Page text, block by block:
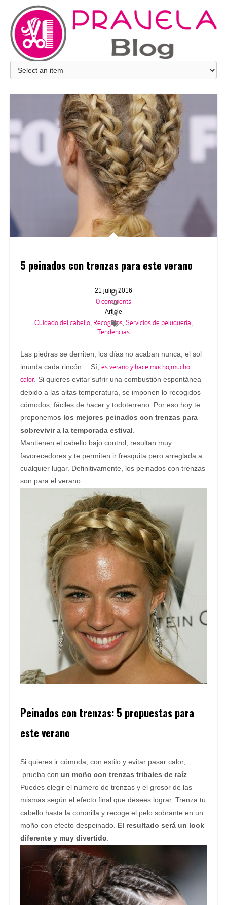
5 peinados con trenzas para este verano
21 julio, 2016
0 comments
Article
Cuidado del cabello Recogidos Servicios de peluquería
Tendencias
Las piedras se derriten, los días no acaban nunca, el sol
inunda cada rincón… Sí, es verano y hace mucho, mucho
calor . Si quieres evitar sufrir una combustión espontánea
debido a las altas temperatura, se imponen lo recogidos
cómodos, fáciles de hacer y todoterreno. Por eso hoy te
proponemos los mejores peinados con trenzas para
sobrevivir a la temporada estival
Mantienen el cabello bajo control, resultan muy
favorecedores y te permiten ir fresquita pero arreglada a
cualquier lugar. Definitivamente, los peinados con trenzas
son para el verano.
Peinados con trenzas: 5 propuestas para
este verano
Si quieres ir cómoda, con estilo y evitar pasar calor,
prueba con un moño con trenzas tribales de raíz
Puedes elegir el número de trenzas y el grosor de las
mismas según el efecto final que desees lograr. Trenza tu
cabello hasta la coronilla y recoge el pelo sobrante en un
moño con efecto despeinado. El resultado será un look
diferente y muy divertido